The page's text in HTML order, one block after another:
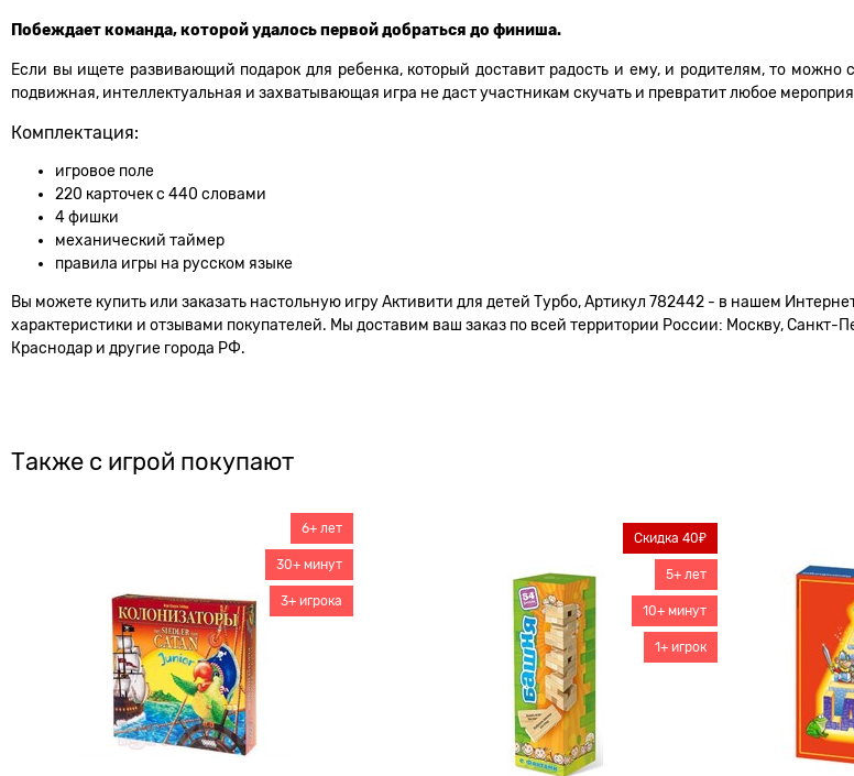
Побеждает команда, которой удалось первой добраться до финиша.
Если вы ищете развивающий подарок для ребенка, который доставит радость и ему, и родителям, то
подвижная, интеллектуальная и захватывающая игра не даст участникам скучать и превратит любое
Комплектация:
игровое поле
220 карточек с 440 словами
4 фишки
механический таймер
правила игры на русском языке
Вы можете купить или заказать настольную игру Активити для детей Турбо, Артикул 782442 - в нашем
характеристики и отзывами покупателей. Мы доставим ваш заказ по всей территории России: Москву, Санкт-
Краснодар и другие города РФ.
Также с игрой покупают
6+ лет
30+ минут
3+ игрока
Скидка 40₽
5+ лет
10+ минут
1+ игрок